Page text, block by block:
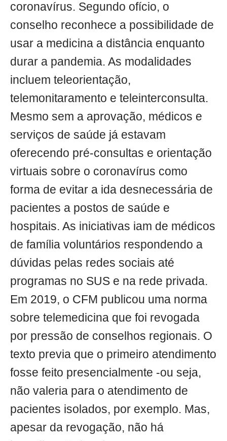
coronavírus. Segundo ofício, o
conselho reconhece a possibilidade de
usar a medicina a distância enquanto
durar a pandemia. As modalidades
incluem teleorientação,
telemonitaramento e teleinterconsulta.
Mesmo sem a aprovação, médicos e
serviços de saúde já estavam
oferecendo pré-consultas e orientação
virtuais sobre o coronavírus como
forma de evitar a ida desnecessária de
pacientes a postos de saúde e
hospitais. As iniciativas iam de médicos
de família voluntários respondendo a
dúvidas pelas redes sociais até
programas no SUS e na rede privada.
Em 2019, o CFM publicou uma norma
sobre telemedicina que foi revogada
por pressão de conselhos regionais. O
texto previa que o primeiro atendimento
fosse feito presencialmente -ou seja,
não valeria para o atendimento de
pacientes isolados, por exemplo. Mas,
apesar da revogação, não há